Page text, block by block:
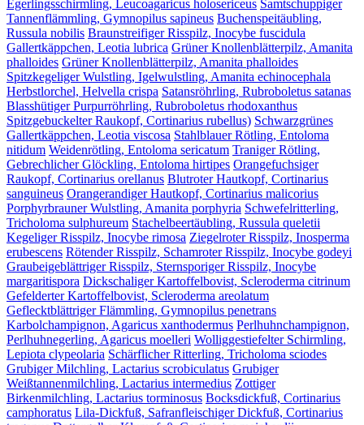
Egerlingsschirmling, Leucoagaricus holosericeus Samtschuppiger
Tannenflämmling, Gymnopilus sapineus Buchenspeitäubling,
Russula nobilis Braunstreifiger Risspilz, Inocybe fuscidula
Gallertkäppchen, Leotia lubrica Grüner Knollenblätterpilz, Amanita
phalloides Grüner Knollenblätterpilz, Amanita phalloides
Spitzkegeliger Wulstling, Igelwulstling, Amanita echinocephala
Herbstlorchel, Helvella crispa Satansröhrling, Rubroboletus satanas
Blasshütiger Purpurröhrling, Rubroboletus rhodoxanthus
Spitzgebuckelter Raukopf, Cortinarius rubellus) Schwarzgrünes
Gallertkäppchen, Leotia viscosa Stahlblauer Rötling, Entoloma
nitidum Weidenrötling, Entoloma sericatum Traniger Rötling,
Gebrechlicher Glöckling, Entoloma hirtipes Orangefuchsiger
Raukopf, Cortinarius orellanus Blutroter Hautkopf, Cortinarius
sanguineus Orangerandiger Hautkopf, Cortinarius malicorius
Porphyrbrauner Wulstling, Amanita porphyria Schwefelritterling,
Tricholoma sulphureum Stachelbeertäubling, Russula queletii
Kegeliger Risspilz, Inocybe rimosa Ziegelroter Risspilz, Inosperma
erubescens Rötender Risspilz, Schamroter Risspilz, Inocybe godeyi
Graubeigeblättriger Risspilz, Sternsporiger Risspilz, Inocybe
margaritispora Dickschaliger Kartoffelbovist, Scleroderma citrinum
Gefelderter Kartoffelbovist, Scleroderma areolatum
Geflecktblättriger Flämmling, Gymnopilus penetrans
Karbolchampignon, Agaricus xanthodermus Perlhuhnchampignon,
Perlhuhnegerling, Agaricus moelleri Wolliggestiefelter Schirmling,
Lepiota clypeolaria Schärflicher Ritterling, Tricholoma sciodes
Grubiger Milchling, Lactarius scrobiculatus Grubiger
Weißtannenmilchling, Lactarius intermedius Zottiger
Birkenmilchling, Lactarius torminosus Bocksdickfuß, Cortinarius
camphoratus Lila-Dickfuß, Safranfleischiger Dickfuß, Cortinarius